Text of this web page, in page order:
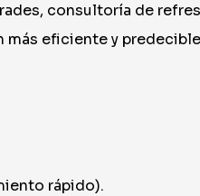
consultoría de
más eficiente y
rápido).